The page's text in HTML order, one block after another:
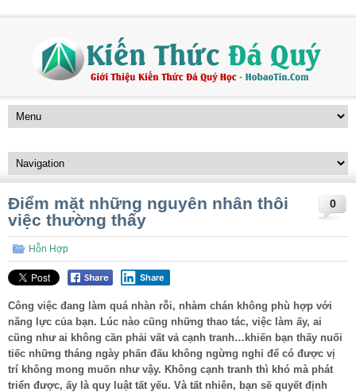
0
Điểm mặt những nguyên nhân thôi
việc thường thấy
Hỗn Hợp
Share
Công việc đang làm quá nhàn rỗi, nhàm chán không phù hợp với
năng lực của bạn. Lúc nào cũng những thao tác, việc làm ấy, ai
cũng như ai không cần phải vất vả cạnh tranh…khiến bạn thấy nuối
tiếc những tháng ngày phấn đấu không ngừng nghỉ để có được vị
trí không mong muốn như vậy. Không cạnh tranh thì khó mà phát
triển được, ấy là quy luật tất yếu. Và tất nhiên, bạn sẽ quyết định